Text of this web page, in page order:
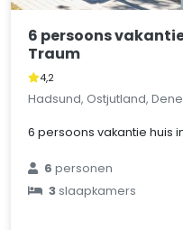
6 persoons
Traum
4,2
Hadsund, Ostjutland,
6 persoons vakantie huis
6personen
3slaapkamers